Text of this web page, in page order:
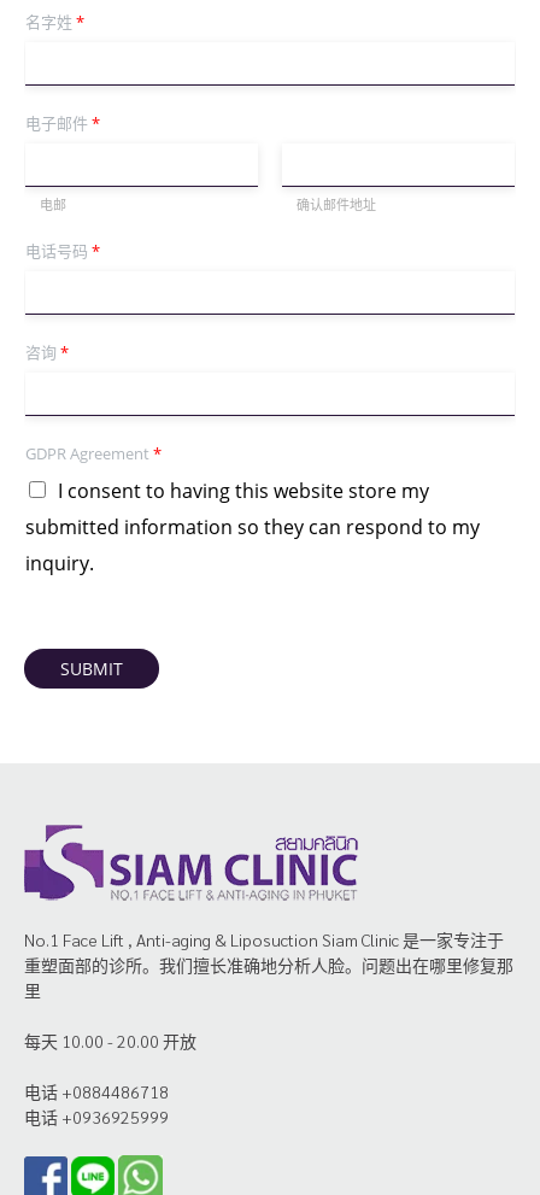
名字姓 *
电子邮件*
电邮 确认邮件地址
电话号码 *
咨询 *
GDPR Agreement *
I consent to having this website store my
submitted information so they can respond to my
inquiry.
SUBMIT
No.1 Face Lift , Anti-aging & Liposuction Siam Clinic 是一家专注于
重塑面部的诊所。我们擅长准确地分析人脸。问题出在哪里修复那
里
每天 10.00 - 20.00 开放
电话 +0884486718
电话 +0936925999